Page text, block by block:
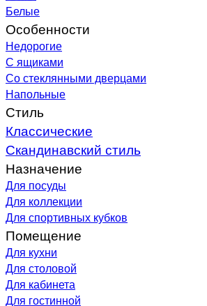
Белые
Особенности
Недорогие
С ящиками
Со стеклянными дверцами
Напольные
Стиль
Классические
Скандинавский стиль
Назначение
Для посуды
Для коллекции
Для спортивных кубков
Помещение
Для кухни
Для столовой
Для кабинета
Для гостинной